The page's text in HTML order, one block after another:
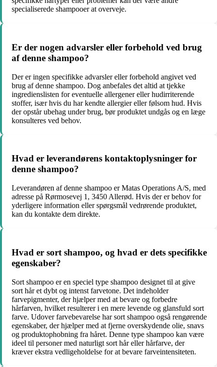
specialiserede shampooer at overveje.
Er der nogen advarsler eller forbehold ved brug
af denne shampoo?
Der er ingen specifikke advarsler eller forbehold angivet ved
brug af denne shampoo. Dog anbefales det altid at tjekke
ingredienslisten for eventuelle allergener eller hudirriterende
stoffer, især hvis du har kendte allergier eller følsom hud. Hvis
der opstår ubehag under brug, bør produktet undgås og en læge
konsulteres ved behov.
Hvad er leverandørens kontaktoplysninger for
denne shampoo?
Leverandøren af denne shampoo er Matas Operations A/S, med
adresse på Rørmosevej 1, 3450 Allerød. Hvis der er behov for
yderligere information eller spørgsmål vedrørende produktet,
kan du kontakte dem direkte.
Hvad er sort shampoo, og hvad er dets specifikke
egenskaber?
Sort shampoo er en speciel type shampoo designet til at give
sort hår et dybt og intenst farvetone. Det indeholder
farvepigmenter, der hjælper med at bevare og forbedre
hårfarven, hvilket resulterer i en mere levende og glansfuld sort
farve. Udover farvebevarelse har sort shampoo også rengørende
egenskaber, der hjælper med at fjerne overskydende olie, snavs
og produktophobning fra håret. Denne type shampoo kan være
ideel til personer med naturligt sort hår eller hårfarve, der
kræver ekstra vedligeholdelse for at bevare farveintensiteten.